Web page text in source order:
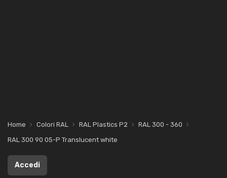
Home Colori RAL RAL Plastics P2
RAL 300 - 360
RAL 300 90 05-P Translucent white
Accedi